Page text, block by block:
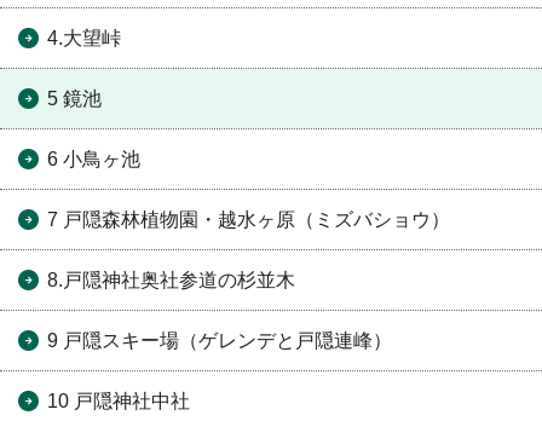
4.大望峠
5 鏡池
6 小鳥ヶ池
7 戸隠森林植物園・越水ヶ原（ミズバショウ）
8.戸隠神社奥社参道の杉並木
9 戸隠スキー場（ゲレンデと戸隠連峰）
10 戸隠神社中社